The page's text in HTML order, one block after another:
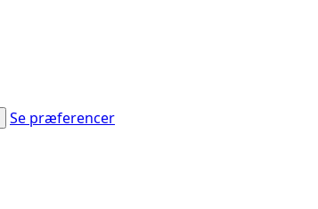
Se præferencer